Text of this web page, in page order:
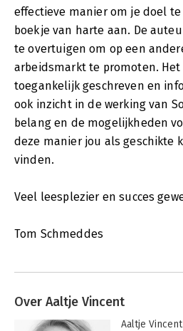
effectieve manier om je doel
boekje van harte aan. De
te overtuigen om op een
arbeidsmarkt te promoten. Het
toegankelijk geschreven en
ook inzicht in de werking van
belang en de mogelijkheden
deze manier jou als geschikte
vinden.
Veel leesplezier en succes
Tom Schmeddes
Over Aaltje Vincent
Aaltje Vincent